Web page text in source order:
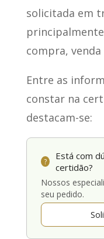
solicitada em
compra,
Entre as
constar na
destacam-se:
?
Está com
certidão?
Nossos
seu pedido.